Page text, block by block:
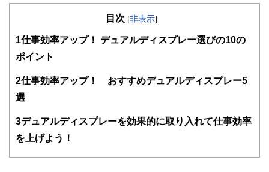
知識がない方でも理解できるようわかりやすく発信していま
関わることで、読者目線のコンテンツを追求しています。
ドバイザー、DCプランナー、公認会計士、社会保険労務
士、行政書士、投資アナリスト、キャリアコンサルタントな
ど150名以上の有資格者を執筆者・監修者として迎え、むず
目次 [非表示]
1 仕事効率アップ！ デュアルディスプレー選びの10の
ポイント
2仕事効率アップ！ おすすめデュアルディスプレー5
選
3デュアルディスプレーを効果的に取り入れて仕事効率
を上げよう！